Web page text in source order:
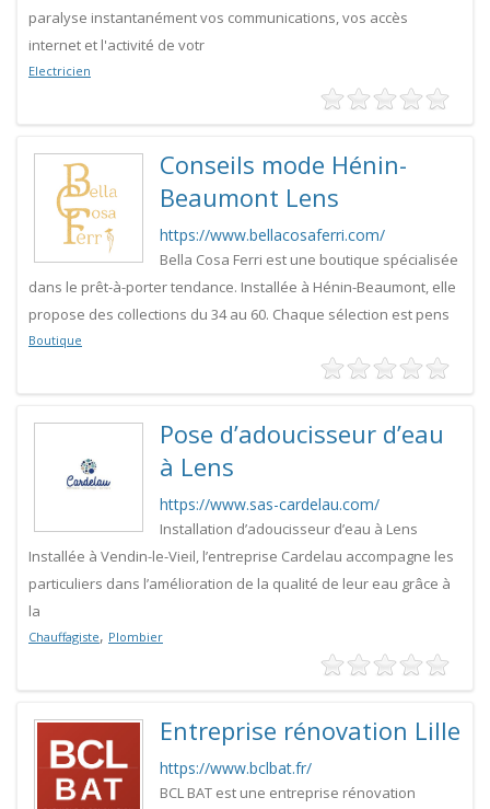
paralyse instantanément vos communications, vos accès
internet et l'activité de votr
Electricien
Conseils mode Hénin-
Beaumont Lens
https://www.bellacosaferri.com/
Bella Cosa Ferri est une boutique spécialisée
dans le prêt-à-porter tendance. Installée à Hénin-Beaumont, elle
propose des collections du 34 au 60. Chaque sélection est pens
Boutique
Pose d’adoucisseur d’eau
à Lens
https://www.sas-cardelau.com/
Installation d’adoucisseur d’eau à Lens
Installée à Vendin-le-Vieil, l’entreprise Cardelau accompagne les
particuliers dans l’amélioration de la qualité de leur eau grâce à
la
Chauffagiste, Plombier
Entreprise rénovation Lille
https://www.bclbat.fr/
BCL BAT est une entreprise rénovation